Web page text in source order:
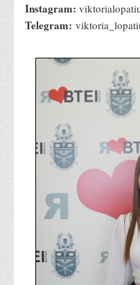
Положення про
Рішення приймальної
Порядок прийому
Правила прийому на
Програми вступних
Перелік предметних
випробування для
основі НРК6, НРК7
Положення про
Відеозаписи
Вступникам з ТОТ
Instagram:
Telegram: